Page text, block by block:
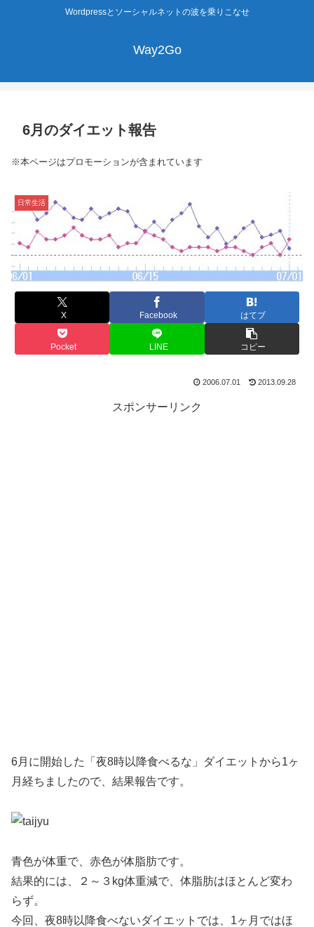
Wordpressとソーシャルネットの波を乗りこなせ
Way2Go
6月のダイエット報告
※本ページはプロモーションが含まれています
日常生活
X Facebook はてブ
Pocket LINE コピー
2006.07.01 2013.09.28
スポンサーリンク
6月に開始した「夜8時以降食べるな」ダイエットから1ヶ
月経ちましたので、結果報告です。
青色が体重で、赤色が体脂肪です。
結果的には、２～３kg体重減で、体脂肪はほとんど変わ
らず。
今回、夜8時以降食べないダイエットでは、1ヶ月ではほ